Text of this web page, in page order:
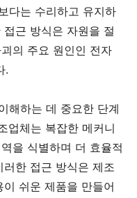
다는 수리하고 유지하
근 방식은 자원을 절
의 주요 원인인 전자
.
해하는 데 중요한 단계
업체는 복잡한 메커니
을 식별하며 더 효율적
한 접근 방식은 제조
쉬운 제품을 만들어